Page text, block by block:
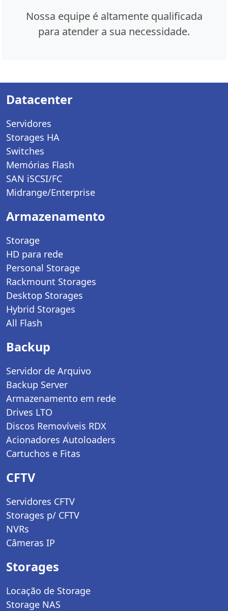
Nossa equipe é altamente qualificada
para atender a sua necessidade.
Datacenter
Servidores
Storages HA
Switches
Memórias Flash
SAN iSCSI/FC
Midrange/Enterprise
Armazenamento
Storage
HD para rede
Personal Storage
Rackmount Storages
Desktop Storages
Hybrid Storages
All Flash
Backup
Servidor de Arquivo
Backup Server
Armazenamento em rede
Drives LTO
Discos Removíveis RDX
Acionadores Autoloaders
Cartuchos e Fitas
CFTV
Servidores CFTV
Storages p/ CFTV
NVRs
Câmeras IP
Storages
Locação de Storage
Storage NAS